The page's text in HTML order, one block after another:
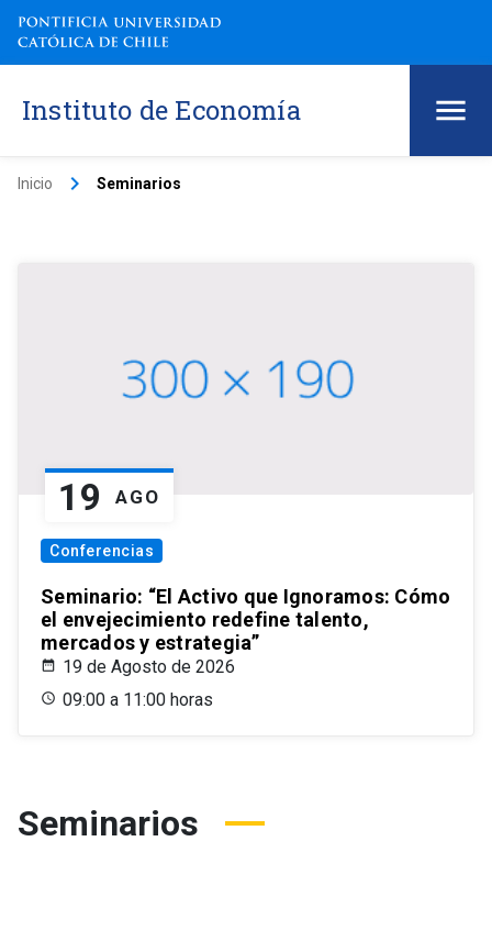
Instituto de Economía
Inicio keyboard_arrow_right Seminarios
19 AGO
Conferencias
Seminario: “El Activo que Ignoramos: Cómo
el envejecimiento redefine talento,
mercados y estrategia”
19 de Agosto de 2026
09:00 a 11:00 horas
Seminarios